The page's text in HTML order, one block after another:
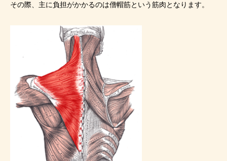
その際、主に負担がかかるのは僧帽筋という筋肉となります。